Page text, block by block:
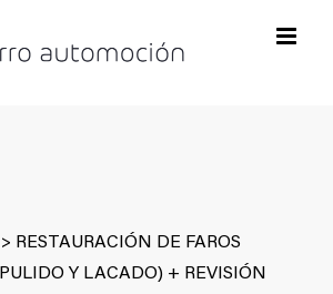
> RESTAURACIÓN DE FAROS
Y LACADO) + REVISIÓN